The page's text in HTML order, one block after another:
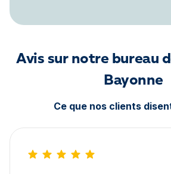
Avis sur notre bureau
Bayonne
Ce que nos clients